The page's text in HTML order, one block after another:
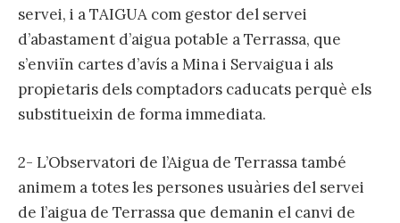
servei, i a TAIGUA com gestor del servei
d’abastament d’aigua potable a Terrassa, que
s’enviïn cartes d’avís a Mina i Servaigua i als
propietaris dels comptadors caducats perquè els
substitueixin de forma immediata.
2- L’Observatori de l’Aigua de Terrassa també
animem a totes les persones usuàries del servei
de l’aigua de Terrassa que demanin el canvi de